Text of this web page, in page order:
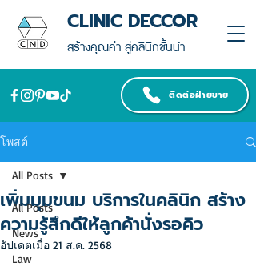
สร้างคุณค่า สู่คลินิกชั้นนำ
CLINIC DECCOR
ติดต่อฝ่ายขาย
โพสต์
All Posts
News
Law
All Posts
เพิ่มมุมขนม บริการในคลินิก สร้าง
ความรู้สึกดีให้ลูกค้านั่งรอคิว
อัปเดตเมื่อ 21 ส.ค. 2568